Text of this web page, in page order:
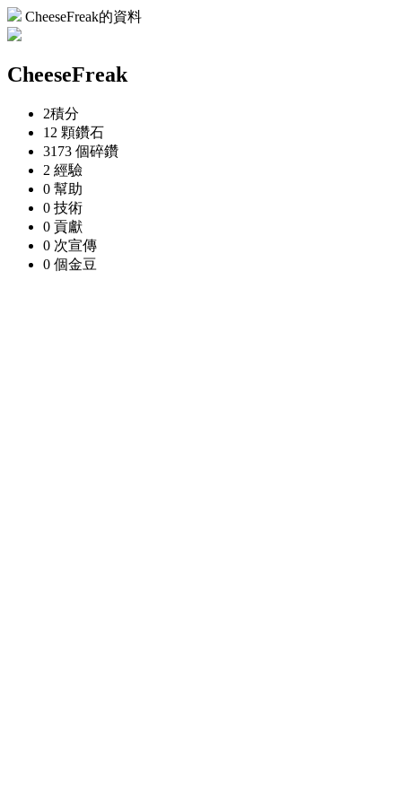
CheeseFreak的資料
CheeseFreak
2積分
12 顆鑽石
3173 個碎鑽
2 經驗
0 幫助
0 技術
0 貢獻
0 次宣傳
0 個金豆